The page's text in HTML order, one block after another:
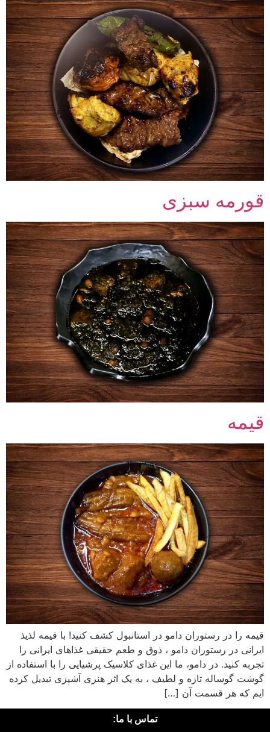
قورمه سبزی
قیمه
قیمه را در رستوران دامو در استانبول کشف کنید! با قیمه لذیذ
ایرانی در رستوران دامو ، ذوق و طعم حقیقی غذاهای ایرانی را
تجربه کنید. در دامو، ما این غذای کلاسیک پرشیایی را با استفاده از
گوشت گوساله تازه و لطیف ، به یک اثر هنری آشپزی تبدیل کرده
ایم که هر قسمت آن […]
تماس با ما: